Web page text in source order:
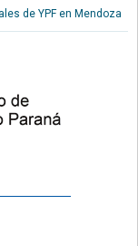
de YPF en Mendoza